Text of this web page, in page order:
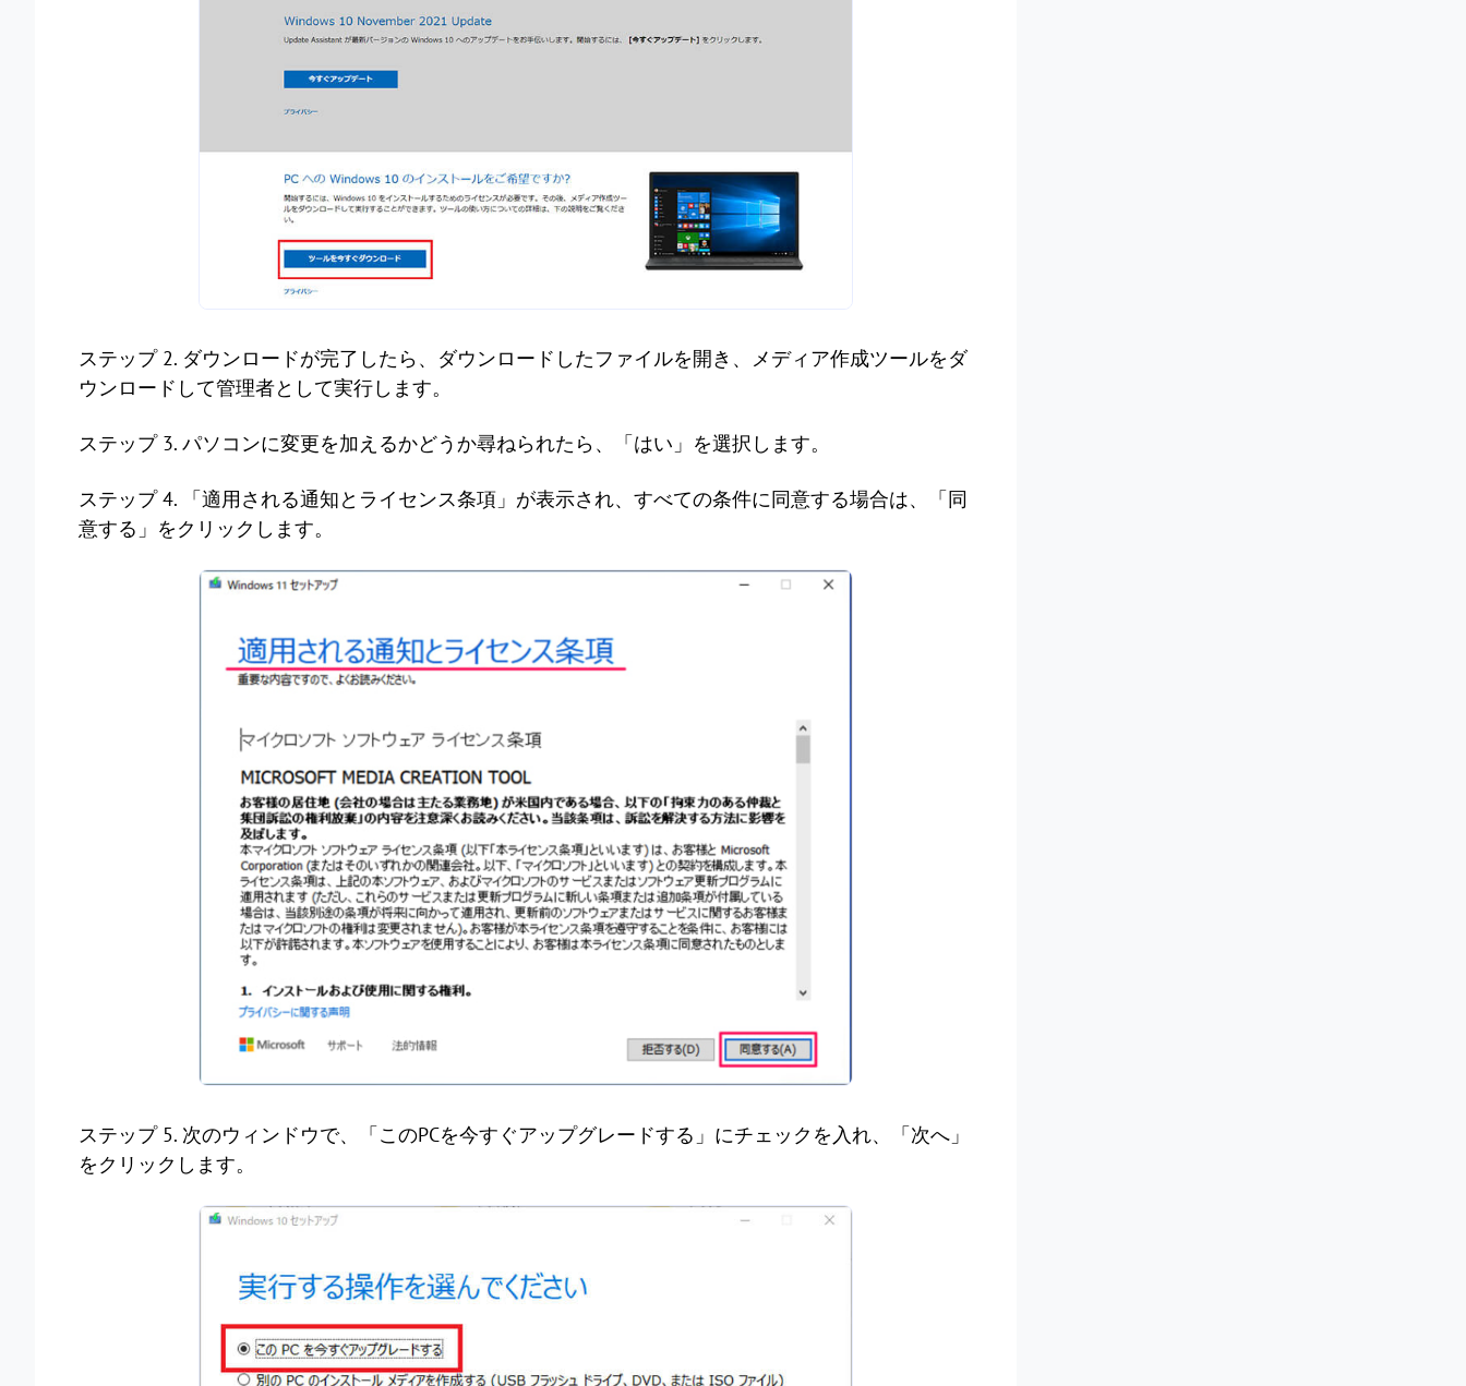
ステップ 2. ダウンロードが完了したら、ダウンロードしたファイルを開き、メディア作成ツールをダ
ウンロードして管理者として実行します。
ステップ 3. パソコンに変更を加えるかどうか尋ねられたら、「はい」を選択します。
ステップ 4. 「適用される通知とライセンス条項」が表示され、すべての条件に同意する場合は、「同
意する」をクリックします。
ステップ 5. 次のウィンドウで、「このPCを今すぐアップグレードする」にチェックを入れ、「次へ」
をクリックします。